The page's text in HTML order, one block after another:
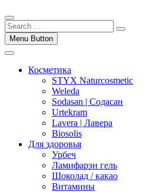
Menu Button
Косметика
STYX Naturcosmetic
Weleda
Sodasan | Содасан
Urtekram
Lavera | Лавера
Biosolis
Для здоровья
Урбеч
Ламифарэн гель
Шоколад / какао
Витамины